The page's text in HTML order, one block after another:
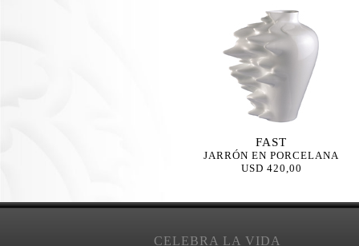
FAST
JARRÓN EN PORCELANA
USD 420,00
CELEBRA LA VIDA